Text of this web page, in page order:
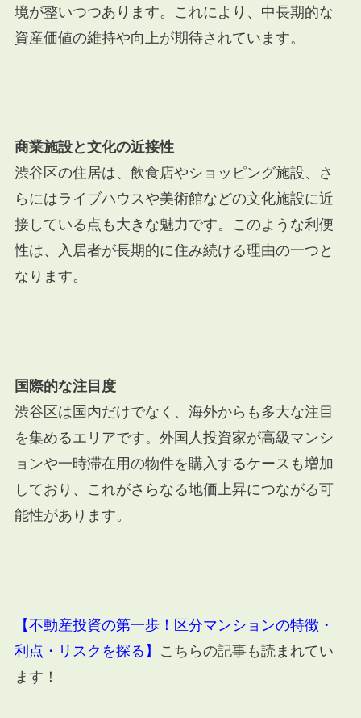
境が整いつつあります。これにより、中長期的な
資産価値の維持や向上が期待されています。
商業施設と文化の近接性
渋谷区の住居は、飲食店やショッピング施設、さ
らにはライブハウスや美術館などの文化施設に近
接している点も大きな魅力です。このような利便
性は、入居者が長期的に住み続ける理由の一つと
なります。
国際的な注目度
渋谷区は国内だけでなく、海外からも多大な注目
を集めるエリアです。外国人投資家が高級マンシ
ョンや一時滞在用の物件を購入するケースも増加
しており、これがさらなる地価上昇につながる可
能性があります。
【不動産投資の第一歩！区分マンションの特徴・
利点・リスクを探る】
こちらの記事も読まれてい
ます！